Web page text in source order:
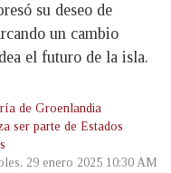
su deseo de
un cambio
el futuro de la isla.
de Groenlandia
ser parte de Estados
29 enero 2025 10:30 AM